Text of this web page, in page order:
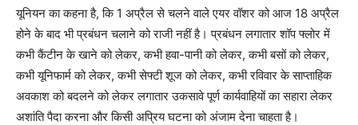
यूनियन का कहना है, कि 1 अप्रैल से चलने वाले एयर वॉशर को आज 18 अप्रैल
होने के बाद भी प्रबंधन चलाने को राजी नहीं है। प्रबंधन लगातार शॉप फ्लोर में
कभी कैंटीन के खाने को लेकर, कभी हवा-पानी को लेकर, कभी बसों को लेकर,
कभी यूनिफार्म को लेकर, कभी सेफ्टी शूज को लेकर, कभी रविवार के साप्ताहिक
अवकाश को बदलने को लेकर लगातार उकसावे पूर्ण कार्यवाहियों का सहारा लेकर
अशांति पैदा करना और किसी अप्रिय घटना को अंजाम देना चाहता है।